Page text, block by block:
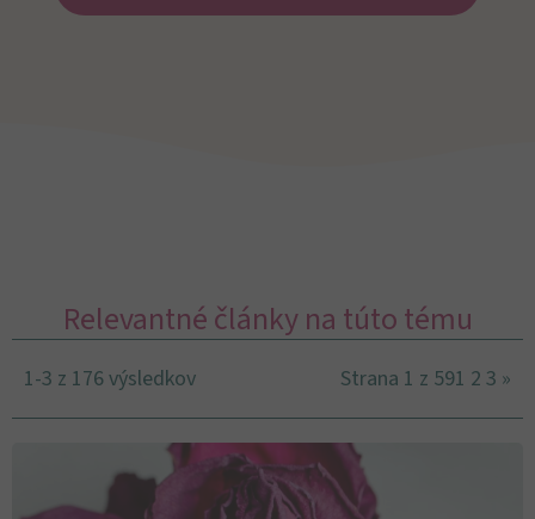
Relevantné články na túto tému
1-3 z 176 výsledkov Strana 1 z 591 2 3 »